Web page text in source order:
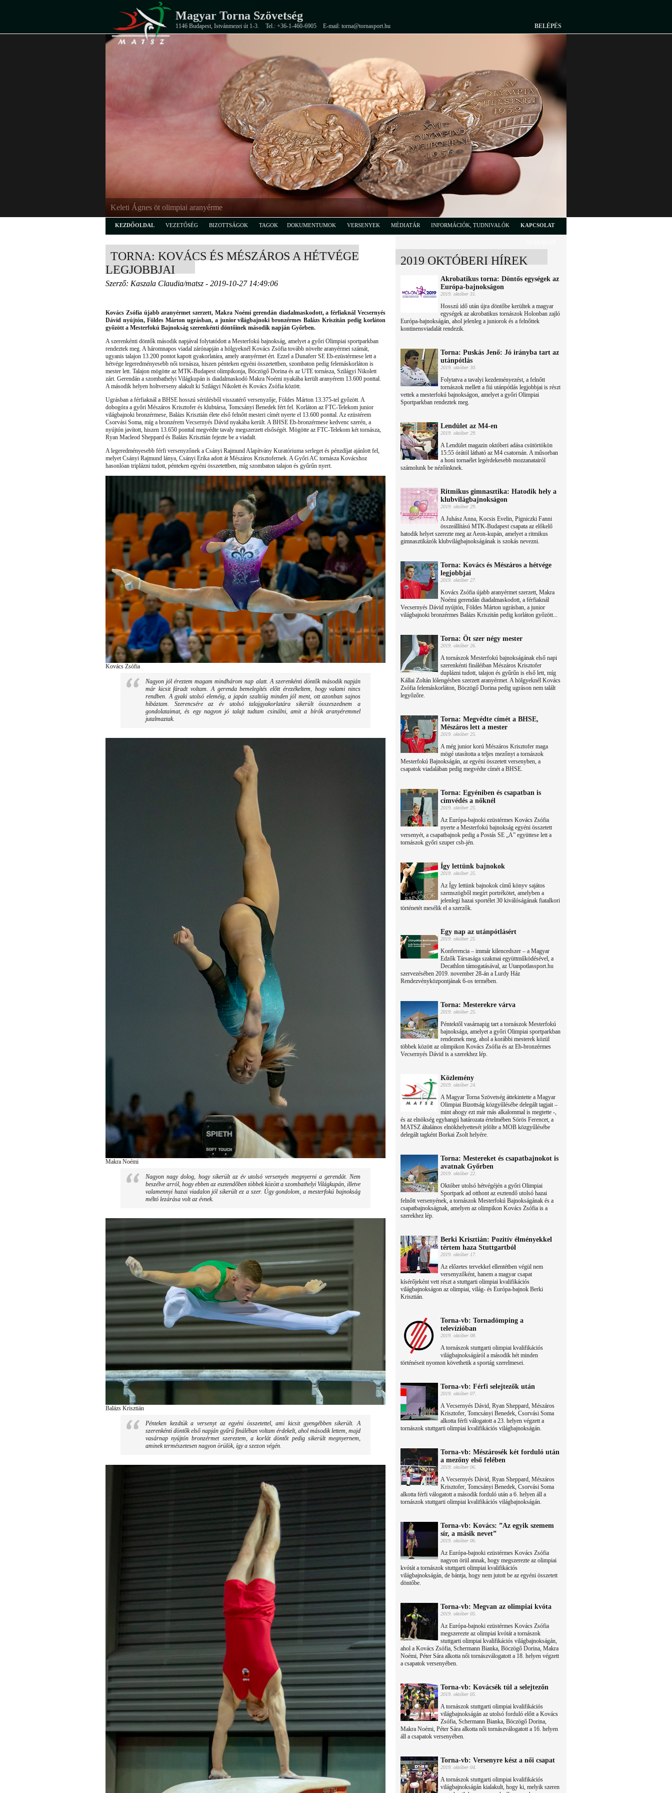
Magyar Torna Szövetség
1146 Budapest, Istvánmezei út 1-3. Tel.: +36-1-460-6905 E-mail: torna@tornasport.hu BELÉPÉS
EB-ezüstérmes junior férfi csapat
KEZDŐOLDAL VEZETŐSÉG BIZOTTSÁGOK TAGOK DOKUMENTUMOK VERSENYEK MÉDIATÁR INFORMÁCIÓK, TUDNIVALÓK KAPCSOLAT
TORNA: KOVÁCS ÉS MÉSZÁROS A HÉTVÉGE
LEGJOBBJAI
Szerző: Kaszala Claudia/matsz - 2019-10-27 14:49:06
Kovács Zsófia újabb aranyérmet szerzett, Makra Noémi gerendán diadalmaskodott, a férfiaknál Vecsernyés
Dávid nyújtón, Földes Márton ugrásban, a junior világbajnoki bronzérmes Balázs Kriszitán pedig korláton
győzött a Mesterfokú Bajnokság szerenkénti döntőinek második napján Győrben.
A szerenkénti döntők második napjával folytatódott a Mesterfokú bajnokság, amelyet a győri Olimpiai sportparkban
rendeztek meg. A háromnapos viadal zárónapján a hölgyeknél Kovács Zsófia tovább növelte aranyérmei számát,
ugyanis talajon 13.200 pontot kapott gyakorlatára, amely aranyérmet ért. Ezzel a Dunaferr SE Eb-ezüstérmese lett a
hétvége legeredményesebb női tornásza, hiszen pénteken egyéni összetettben, szombaton pedig felemáskorláton is
mester lett. Talajon mögötte az MTK-Budapest olimpikonja, Böczögő Dorina és az UTE tornásza, Szilágyi Nikolett
zárt. Gerendán a szombathelyi Világkupán is diadalmaskodó Makra Noémi nyakába került aranyérem 13.600 ponttal.
A második helyen holtverseny alakult ki Szilágyi Nikolett és Kovács Zsófia között.
Ugrásban a férfiaknál a BHSE hosszú sérülésből visszatérő versenyzője, Földes Márton 13.375-tel győzött. A
dobogóra a győri Mészáros Krisztofer és klubtársa, Tomcsányi Benedek fért fel. Korláton az FTC-Telekom junior
világbajnoki bronzérmese, Balázs Krisztián élete első felnőtt mesteri címét nyerte el 13.600 ponttal. Az ezüstérem
Csorvási Soma, míg a bronzérem Vecsernyés Dávid nyakába került. A BHSE Eb-bronzérmese kedvenc szerén, a
nyújtón javított, hiszen 13.650 ponttal megvédte tavaly megszerzett elsőségét. Mögötte az FTC-Telekom két tornásza,
Ryan Macleod Sheppard és Balázs Krisztián fejezte be a viadalt.
A legeredményesebb férfi versenyzőnek a Csányi Rajmund Alapítvány Kuratóriuma serleget és pénzdíjat ajánlott fel,
melyet Csányi Rajmund lánya, Csányi Erika adott át Mészáros Krisztofernek. A Győri AC tornásza Kovácshoz
hasonlóan triplázni tudott, pénteken egyéni összetettben, míg szombaton talajon és gyűrűn nyert.
Kovács Zsófia
Nagyon jól éreztem magam mindhárom nap alatt. A szerenkénti döntők második napján
már kicsit fáradt voltam. A gerenda bemelegítés előtt érezékeltem, hogy valami nincs
rendben. A gyaki utolsó eleméig, a japán szaltóig minden jól ment, ott azonban sajnos
hibáztam. Szerencsére az év utolsó talajgyakorlatára sikerült összeszednem a
gondolataimat, és egy nagyon jó talajt tudtam csinálni, amit a bírók aranyéremmel
jutalmaztak.
Makra Noémi
Nagyon nagy dolog, hogy sikerült az év utolsó versenyén megnyerni a gerendát. Nem
beszélve arról, hogy ebben az esztendőben többek között a szombathelyi Világkupán, illetve
valamennyi hazai viadalon jól sikerült ez a szer. Úgy gondolom, a mesterfokú bajnokság
méltó lezárása volt az évnek.
Balázs Krisztián
Pénteken kezdtük a versenyt az egyéni összetettel, ami kicsit gyengébben sikerült. A
szerenkénti döntők első napján gyűrű fináléban voltam érdekelt, ahol második lettem, majd
vasárnap nyújtón bronzérmet szereztem, a korlát döntőt pedig sikerült megnyernem,
aminek természetesen nagyon örülök, így a szezon végén.
2019 OKTÓBERI HÍREK
Akrobatikus torna: Döntős egységek az
Európa-bajnokságon
2019. október 31.
Hosszú idő után újra döntőbe kerültek a magyar
egységek az akrobatikus tornászok Holonban zajló
Európa-bajnokságán, ahol jelenleg a juniorok és a felnőttek
kontinensviadalát rendezik.
Torna: Puskás Jenő: Jó irányba tart az
utánpótlás
2019. október 30.
Folytatva a tavalyi kezdeményezést, a felnőtt
tornászok mellett a fiú utánpótlás legjobbjai is részt
vettek a mesterfokú bajnokságon, amelyet a győri Olimpiai
Sportparkban rendeztek meg.
Lendület az M4-en
2019. október 29.
A Lendület magazin októberi adása csütörtökön
15:55 órától látható az M4 csatornán. A műsorban
a honi tornaélet legérdekesebb mozzanatairól
számolunk be nézőinknek.
Ritmikus gimnasztika: Hatodik hely a
klubvilágbajnokságon
2019. október 29.
A Juhász Anna, Kocsis Evelin, Pigniczki Fanni
összeállítású MTK-Budapest csapata az előkelő
hatodik helyet szerezte meg az Aeon-kupán, amelyet a ritmikus
gimnasztikázók klubvilágbajnokságának is szokás nevezni.
Torna: Kovács és Mészáros a hétvége
legjobbjai
2019. október 27.
Kovács Zsófia újabb aranyérmet szerzett, Makra
Noémi gerendán diadalmaskodott, a férfiaknál
Vecsernyés Dávid nyújtón, Földes Márton ugrásban, a junior
világbajnoki bronzérmes Balázs Kriszitán pedig korláton győzött...
Torna: Öt szer négy mester
2019. október 26.
A tornászok Mesterfokú bajnokságának első napi
szerenkénti fináléiban Mészáros Krisztofer
duplázni tudott, talajon és gyűrűn is első lett, míg
Kállai Zoltán lólengésben szerzett aranyérmet. A hölgyeknél Kovács
Zsófia felemáskorláton, Böczögő Dorina pedig ugráson nem talált
legyőzőre.
Torna: Megvédte címét a BHSE,
Mészáros lett a mester
2019. október 25.
A még junior korú Mészáros Krisztofer maga
mögé utasította a teljes mezőnyt a tornászok
Mesterfokú Bajnokságán, az egyéni összetett versenyben, a
csapatok viadalában pedig megvédte címét a BHSE.
Torna: Egyéniben és csapatban is
címvédés a nőknél
2019. október 25.
Az Európa-bajnoki ezüstérmes Kovács Zsófia
nyerte a Mesterfokú bajnokság egyéni összetett
versenyét, a csapatbajnok pedig a Postás SE „A” együttese lett a
tornászok győri szuper csb-jén.
Így lettünk bajnokok
2019. október 25.
Az Így lettünk bajnokok című könyv sajátos
szemszögből megírt portrékötet, amelyben a
jelenlegi hazai sportélet 30 kiválóságának fiatalkori
történetét mesélik el a szerzők.
Egy nap az utánpótlásért
2019. október 25.
Konferencia – immár kilencedszer – a Magyar
Edzők Társasága szakmai együttműködésével, a
Decathlon támogatásával, az Utanpotlassport.hu
szervezésében 2019. november 28-án a Lurdy Ház
Rendezvényközpontjának 6-os termében.
Torna: Mesterekre várva
2019. október 25.
Péntektől vasárnapig tart a tornászok Mesterfokú
bajnoksága, amelyet a győri Olimpiai sportparkban
rendeznek meg, ahol a korábbi mesterek közül
többek között az olimpikon Kovács Zsófia és az Eb-bronzérmes
Vecsernyés Dávid is a szerekhez lép.
Közlemény
2019. október 24.
A Magyar Torna Szövetség áttekintette a Magyar
Olimpiai Bizottság közgyűlésébe delegált tagjait –
mint ahogy ezt már más alkalommal is megtette -,
és az elnökség egyhangú határozata értelmében Sörös Ferencet, a
MATSZ általános elnökhelyettesét jelölte a MOB közgyűlésébe
delegált tagként Borkai Zsolt helyére.
Torna: Mestereket és csapatbajnokot is
avatnak Győrben
2019. október 22.
Október utolsó hétvégéjén a győri Olimpiai
Sportpark ad otthont az esztendő utolsó hazai
felnőtt versenyének, a tornászok Mesterfokú Bajnokságának és a
csapatbajnokságnak, amelyen az olimpikon Kovács Zsófia is a
szerekhez lép.
Berki Krisztián: Pozitív élményekkel
tértem haza Stuttgartból
2019. október 17.
Az előzetes tervekkel ellentétben végül nem
versenyzőként, hanem a magyar csapat
kísérőjeként vett részt a stuttgarti olimpiai kvalifikációs
világbajnokságon az olimpiai, világ- és Európa-bajnok Berki
Krisztián.
Torna-vb: Tornadömping a
televízióban
2019. október 08.
A tornászok stuttgarti olimpiai kvalifikációs
világbajnokságáról a második hét minden
történéseit nyomon követhetik a sportág szerelmesei.
Torna-vb: Férfi selejtezők után
2019. október 07.
A Vecsernyés Dávid, Ryan Sheppard, Mészáros
Krisztofer, Tomcsányi Benedek, Csorvási Soma
alkotta férfi válogatott a 23. helyen végzett a
tornászok stuttgarti olimpiai kvalifikációs világbajnokságán.
Torna-vb: Mészárosék két forduló után
a mezőny első felében
2019. október 06.
A Vecsernyés Dávid, Ryan Sheppard, Mészáros
Krisztofer, Tomcsányi Benedek, Csorvási Soma
alkotta férfi válogatott a második forduló után a 6. helyen áll a
tornászok stuttgarti olimpiai kvalifikációs világbajnokságán.
Torna-vb: Kovács: ”Az egyik szemem
sír, a másik nevet”
2019. október 06.
Az Európa-bajnoki ezüstérmes Kovács Zsófia
nagyon örül annak, hogy megszerezte az olimpiai
kvótát a tornászok stuttgarti olimpiai kvalifikációs
világbajnokságán, de bántja, hogy nem jutott be az egyéni összetett
döntőbe.
Torna-vb: Megvan az olimpiai kvóta
2019. október 05.
Az Európa-bajnoki ezüstérmes Kovács Zsófia
megszerezte az olimpiai kvótát a tornászok
stuttgarti olimpiai kvalifikációs világbajnokságán,
ahol a Kovács Zsófia, Schermann Bianka, Böczögő Dorina, Makra
Noémi, Péter Sára alkotta női tornászválogatott a 18. helyen végzett
a csapatok versenyében.
Torna-vb: Kovácsék túl a selejtezőn
2019. október 05.
A tornászok stuttgarti olimpiai kvalifikációs
világbajnokságán az utolsó forduló előtt a Kovács
Zsófia, Schermann Bianka, Böczögő Dorina,
Makra Noémi, Péter Sára alkotta női tornászválogatott a 16. helyen
áll a csapatok versenyében.
Torna-vb: Versenyre kész a női csapat
2019. október 04.
A tornászok stuttgarti olimpiai kvalifikációs
világbajnokságán kialakult, hogy ki, melyik szeren